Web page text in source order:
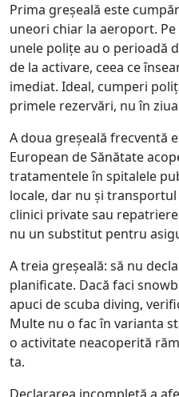
Prima greșeală este
uneori chiar la aeroport.
unele polițe au o perioadă
de la activare, ceea ce
imediat. Ideal, cumperi
primele rezervări, nu în
A doua greșeală frecventă
European de Sănătate
tratamentele în spitalele
locale, dar nu și
clinici private sau
nu un substitut pentru
A treia greșeală: să nu
planificate. Dacă faci
apuci de scuba diving,
Multe nu o fac în varianta
o activitate neacoperită
ta.